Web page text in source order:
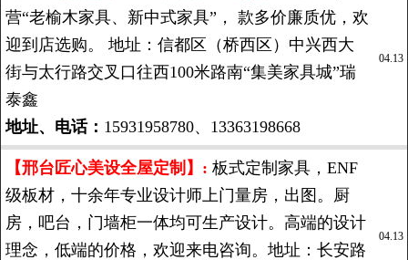
营“老榆木家具、新中式家具”， 款多价廉质优，欢
迎到店选购。 地址：信都区（桥西区）中兴西大
街与太行路交叉口往西100米路南“集美家具城”瑞
泰鑫
地址、电话： 15931958780、13363198668
04.13
【邢台匠心美设全屋定制】: 板式定制家具，ENF
级板材，十余年专业设计师上门量房，出图。厨
房，吧台，门墙柜一体均可生产设计。高端的设计
理念，低端的价格，欢迎来电咨询。地址：长安路
04.13